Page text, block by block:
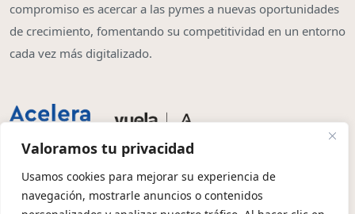
Valoramos tu privacidad
Usamos cookies para mejorar su experiencia de
navegación, mostrarle anuncios o contenidos
compromiso es acercar a las pymes a nuevas oportunidades
de crecimiento, fomentando su competitividad en un entorno
cada vez más digitalizado.